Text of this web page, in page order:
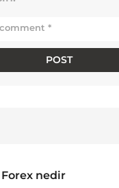
Forex nedir